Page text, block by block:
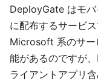
DeployGate はモバ
に配布するサービス
Microsoft 系のサー
能があるのですが
ライアントアプリ